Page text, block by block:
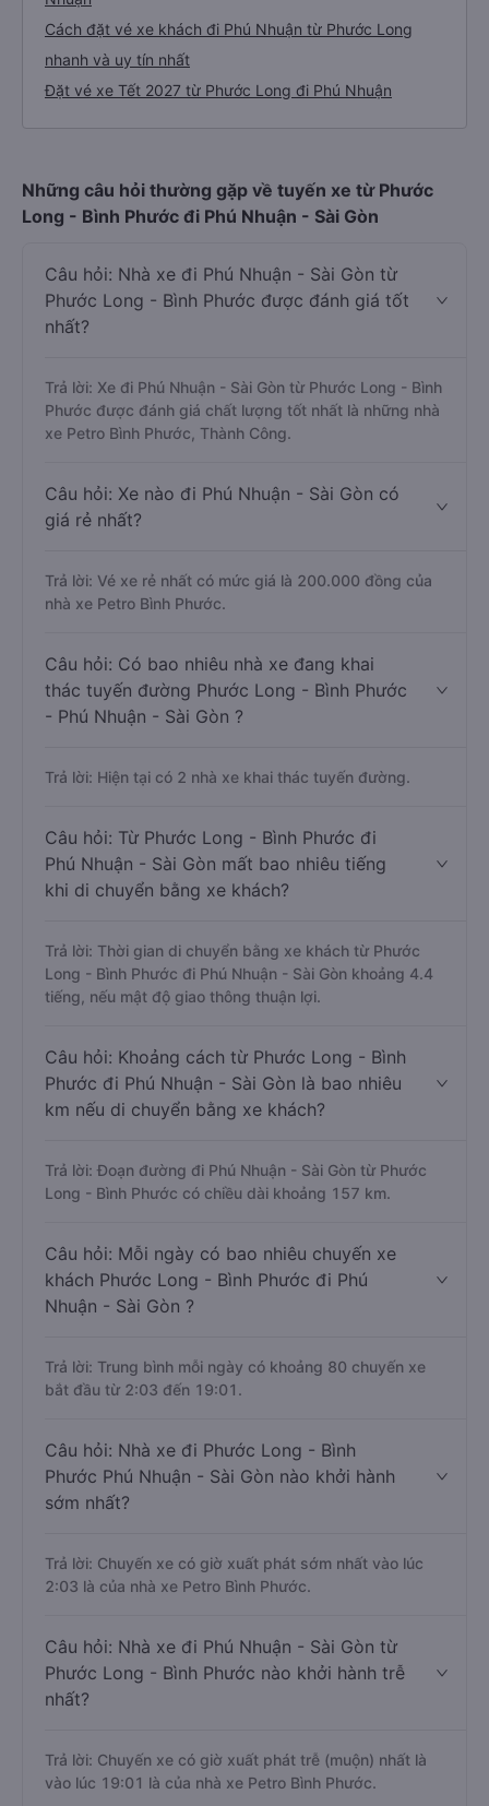
Cách đặt vé xe khách đi Phú Nhuận từ Phước Long
nhanh và uy tín nhất
Đặt vé xe Tết 2027 từ Phước Long đi Phú Nhuận
Những câu hỏi thường gặp về tuyến xe từ Phước
Long - Bình Phước đi Phú Nhuận - Sài Gòn
Câu hỏi: Nhà xe đi Phú Nhuận - Sài Gòn từ
Phước Long - Bình Phước được đánh giá tốt
nhất?
Trả lời: Xe đi Phú Nhuận - Sài Gòn từ Phước Long - Bình
Phước được đánh giá chất lượng tốt nhất là những nhà
xe Petro Bình Phước, Thành Công.
Câu hỏi: Xe nào đi Phú Nhuận - Sài Gòn có
giá rẻ nhất?
Trả lời: Vé xe rẻ nhất có mức giá là 200.000 đồng của
nhà xe Petro Bình Phước.
Câu hỏi: Có bao nhiêu nhà xe đang khai
thác tuyến đường Phước Long - Bình Phước
- Phú Nhuận - Sài Gòn ?
Trả lời: Hiện tại có 2 nhà xe khai thác tuyến đường.
Câu hỏi: Từ Phước Long - Bình Phước đi
Phú Nhuận - Sài Gòn mất bao nhiêu tiếng
khi di chuyển bằng xe khách?
Trả lời: Thời gian di chuyển bằng xe khách từ Phước
Long - Bình Phước đi Phú Nhuận - Sài Gòn khoảng 4.4
tiếng, nếu mật độ giao thông thuận lợi.
Câu hỏi: Khoảng cách từ Phước Long - Bình
Phước đi Phú Nhuận - Sài Gòn là bao nhiêu
km nếu di chuyển bằng xe khách?
Trả lời: Đoạn đường đi Phú Nhuận - Sài Gòn từ Phước
Long - Bình Phước có chiều dài khoảng 157 km.
Câu hỏi: Mỗi ngày có bao nhiêu chuyến xe
khách Phước Long - Bình Phước đi Phú
Nhuận - Sài Gòn ?
Trả lời: Trung bình mỗi ngày có khoảng 80 chuyến xe
bắt đầu từ 2:03 đến 19:01.
Câu hỏi: Nhà xe đi Phước Long - Bình
Phước Phú Nhuận - Sài Gòn nào khởi hành
sớm nhất?
Trả lời: Chuyến xe có giờ xuất phát sớm nhất vào lúc
2:03 là của nhà xe Petro Bình Phước.
Câu hỏi: Nhà xe đi Phú Nhuận - Sài Gòn từ
Phước Long - Bình Phước nào khởi hành trễ
nhất?
Trả lời: Chuyến xe có giờ xuất phát trễ (muộn) nhất là
vào lúc 19:01 là của nhà xe Petro Bình Phước.